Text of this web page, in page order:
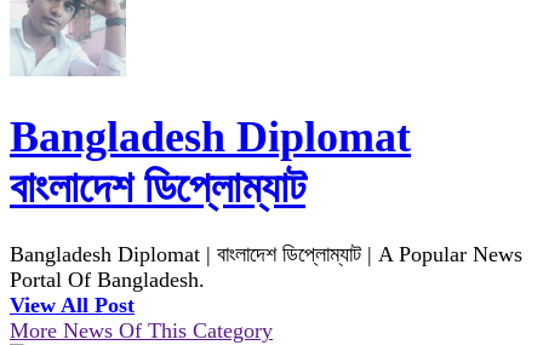
Bangladesh Diplomat
বাংলাদেশ ডিপ্লোম্যাট
Bangladesh Diplomat | বাংলাদেশ ডিপ্লোম্যাট | A Popular News
Portal Of Bangladesh.
View All Post
More News Of This Category